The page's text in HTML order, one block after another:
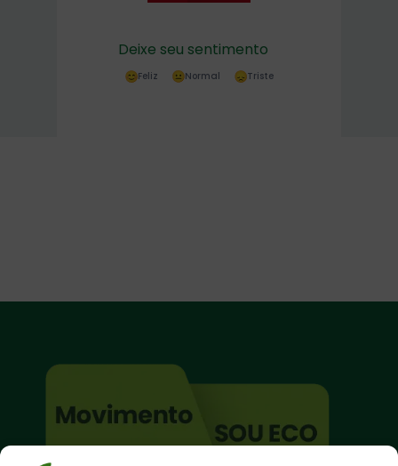
Deixe seu sentimento
Feliz Normal Triste